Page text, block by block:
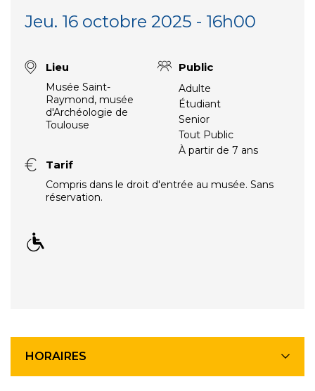
Jeu. 16 octobre 2025 - 16h00
Lieu
Musée Saint-
Raymond, musée
d'Archéologie de
Toulouse
Public
Adulte
Étudiant
Senior
Tout Public
À partir de 7 ans
Tarif
Compris dans le droit d'entrée au musée. Sans
réservation.
HORAIRES